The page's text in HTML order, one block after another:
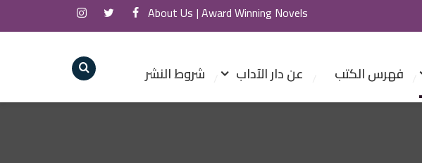
Award Winning Novels |
About Us
فهرس الكتب عن دار الآداب شروط النشر